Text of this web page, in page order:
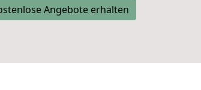
Angebote erhalten